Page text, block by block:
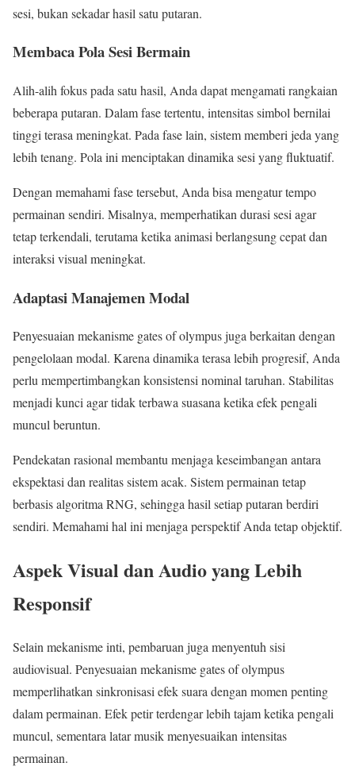
sesi, bukan sekadar hasil satu putaran.
Membaca Pola Sesi Bermain
Alih-alih fokus pada satu hasil, Anda dapat mengamati rangkaian
beberapa putaran. Dalam fase tertentu, intensitas simbol bernilai
tinggi terasa meningkat. Pada fase lain, sistem memberi jeda yang
lebih tenang. Pola ini menciptakan dinamika sesi yang fluktuatif.
Dengan memahami fase tersebut, Anda bisa mengatur tempo
permainan sendiri. Misalnya, memperhatikan durasi sesi agar
tetap terkendali, terutama ketika animasi berlangsung cepat dan
interaksi visual meningkat.
Adaptasi Manajemen Modal
Penyesuaian mekanisme gates of olympus juga berkaitan dengan
pengelolaan modal. Karena dinamika terasa lebih progresif, Anda
perlu mempertimbangkan konsistensi nominal taruhan. Stabilitas
menjadi kunci agar tidak terbawa suasana ketika efek pengali
muncul beruntun.
Pendekatan rasional membantu menjaga keseimbangan antara
ekspektasi dan realitas sistem acak. Sistem permainan tetap
berbasis algoritma RNG, sehingga hasil setiap putaran berdiri
sendiri. Memahami hal ini menjaga perspektif Anda tetap objektif.
Aspek Visual dan Audio yang Lebih
Responsif
Selain mekanisme inti, pembaruan juga menyentuh sisi
audiovisual. Penyesuaian mekanisme gates of olympus
memperlihatkan sinkronisasi efek suara dengan momen penting
dalam permainan. Efek petir terdengar lebih tajam ketika pengali
muncul, sementara latar musik menyesuaikan intensitas
permainan.